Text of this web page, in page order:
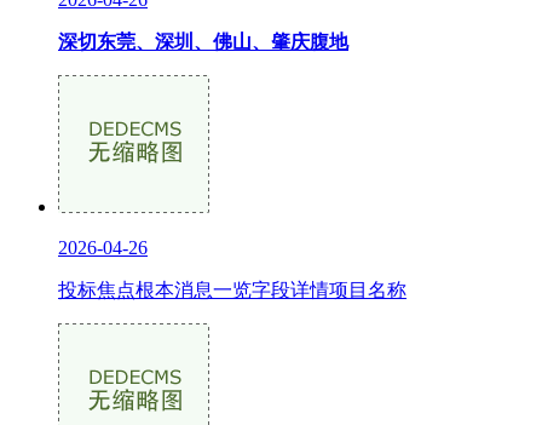
深切东莞、深圳、佛山、肇庆腹地
2026-04-26
投标焦点根本消息一览字段详情项目名称